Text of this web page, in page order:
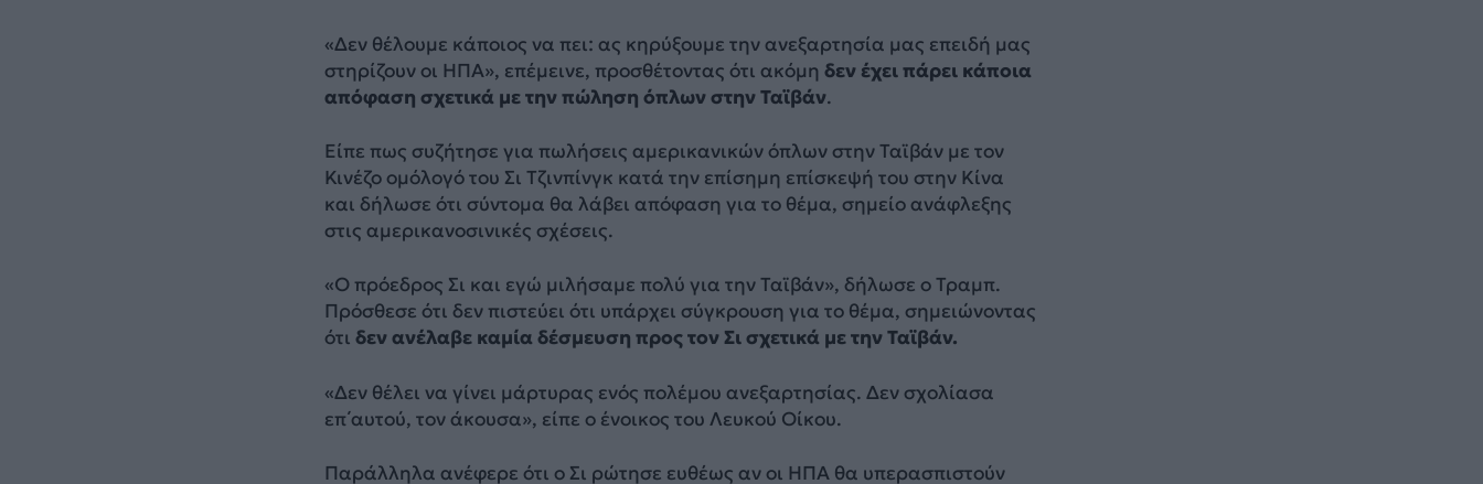
«Δεν θέλουμε κάποιος να πει: ας κηρύξουμε την ανεξαρτησία μας επειδή μας
στηρίζουν οι ΗΠΑ», επέμεινε, προσθέτοντας ότι ακόμη δεν έχει πάρει κάποια
απόφαση σχετικά με την πώληση όπλων στην Ταϊβάν.
Είπε πως συζήτησε για πωλήσεις αμερικανικών όπλων στην Ταϊβάν με τον
Κινέζο ομόλογό του Σι Τζινπίνγκ κατά την επίσημη επίσκεψή του στην Κίνα
και δήλωσε ότι σύντομα θα λάβει απόφαση για το θέμα, σημείο ανάφλεξης
στις αμερικανοσινικές σχέσεις.
«Ο πρόεδρος Σι και εγώ μιλήσαμε πολύ για την Ταϊβάν», δήλωσε ο Τραμπ.
Πρόσθεσε ότι δεν πιστεύει ότι υπάρχει σύγκρουση για το θέμα, σημειώνοντας
ότι δεν ανέλαβε καμία δέσμευση προς τον Σι σχετικά με την Ταϊβάν.
«Δεν θέλει να γίνει μάρτυρας ενός πολέμου ανεξαρτησίας. Δεν σχολίασα
επ΄αυτού, τον άκουσα», είπε ο ένοικος του Λευκού Οίκου.
Παράλληλα ανέφερε ότι ο Σι ρώτησε ευθέως αν οι ΗΠΑ θα υπερασπιστούν